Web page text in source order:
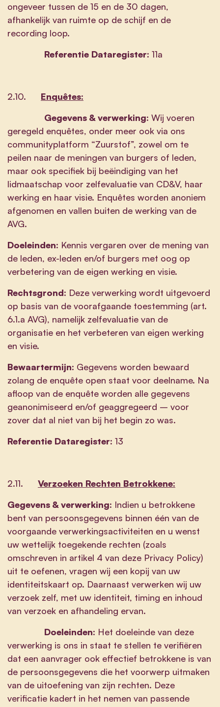
ongeveer tussen de 15 en de 30 dagen,
afhankelijk van ruimte op de schijf en de
recording loop.
Referentie Dataregister: 11a
2.10. Enquêtes:
Gegevens & verwerking: Wij voeren
geregeld enquêtes, onder meer ook via ons
communityplatform “Zuurstof”, zowel om te
peilen naar de meningen van burgers of leden,
maar ook specifiek bij beëindiging van het
lidmaatschap voor zelfevaluatie van CD&V, haar
werking en haar visie. Enquêtes worden anoniem
afgenomen en vallen buiten de werking van de
AVG.
Doeleinden: Kennis vergaren over de mening van
de leden, ex-leden en/of burgers met oog op
verbetering van de eigen werking en visie.
Rechtsgrond: Deze verwerking wordt uitgevoerd
op basis van de voorafgaande toestemming (art.
6.1.a AVG), namelijk zelfevaluatie van de
organisatie en het verbeteren van eigen werking
en visie.
Bewaartermijn: Gegevens worden bewaard
zolang de enquête open staat voor deelname. Na
afloop van de enquête worden alle gegevens
geanonimiseerd en/of geaggregeerd – voor
zover dat al niet van bij het begin zo was.
Referentie Dataregister: 13
2.11. Verzoeken Rechten Betrokkene:
Gegevens & verwerking: Indien u betrokkene
bent van persoonsgegevens binnen één van de
voorgaande verwerkingsactiviteiten en u wenst
uw wettelijk toegekende rechten (zoals
omschreven in artikel 4 van deze Privacy Policy)
uit te oefenen, vragen wij een kopij van uw
identiteitskaart op. Daarnaast verwerken wij uw
verzoek zelf, met uw identiteit, timing en inhoud
van verzoek en afhandeling ervan.
Doeleinden: Het doeleinde van deze
verwerking is ons in staat te stellen te verifiëren
dat een aanvrager ook effectief betrokkene is van
de persoonsgegevens die het voorwerp uitmaken
van de uitoefening van zijn rechten. Deze
verificatie kadert in het nemen van passende